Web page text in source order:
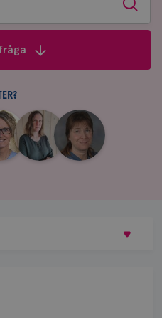
Sök
|
Maria
Edegran
|
Yvette
Andersson